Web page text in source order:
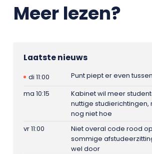
Meer lezen?
Laatste nieuws
di 11:00
Punt piept er even
ma 10:15
Kabinet wil meer
nuttige studierichtingen,
nog niet hoe
vr 11:00
Niet overal code rood
sommige
wel door